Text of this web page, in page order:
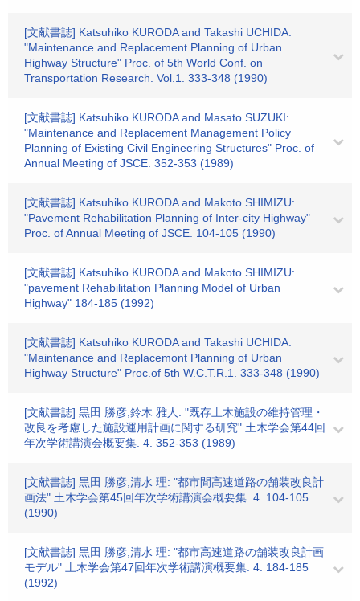
[文献書誌] Katsuhiko KURODA and Takashi UCHIDA:
"Maintenance and Replacement Planning of Urban
Highway Structure" Proc. of 5th World Conf. on
Transportation Research. Vol.1. 333-348 (1990)
[文献書誌] Katsuhiko KURODA and Masato SUZUKI:
"Maintenance and Replacement Management Policy
Planning of Existing Civil Engineering Structures" Proc. of
Annual Meeting of JSCE. 352-353 (1989)
[文献書誌] Katsuhiko KURODA and Makoto SHIMIZU:
"Pavement Rehabilitation Planning of Inter-city Highway"
Proc. of Annual Meeting of JSCE. 104-105 (1990)
[文献書誌] Katsuhiko KURODA and Makoto SHIMIZU:
"pavement Rehabilitation Planning Model of Urban
Highway" 184-185 (1992)
[文献書誌] Katsuhiko KURODA and Takashi UCHIDA:
"Maintenance and Replacemont Planning of Urban
Highway Structure" Proc.of 5th W.C.T.R.1. 333-348 (1990)
[文献書誌] 黒田 勝彦,鈴木 雅人: "既存土木施設の維持管理・
改良を考慮した施設運用計画に関する研究" 土木学会第44回
年次学術講演会概要集. 4. 352-353 (1989)
[文献書誌] 黒田 勝彦,清水 理: "都市間高速道路の舗装改良計
画法" 土木学会第45回年次学術講演会概要集. 4. 104-105
(1990)
[文献書誌] 黒田 勝彦,清水 理: "都市高速道路の舗装改良計画
モデル" 土木学会第47回年次学術講演概要集. 4. 184-185
(1992)